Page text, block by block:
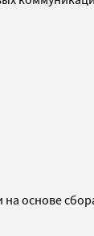
основе